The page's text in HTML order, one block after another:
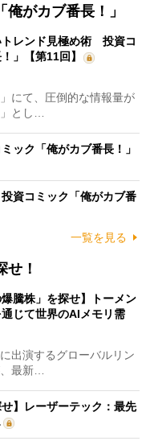
がカブ番長！」
トレンド見極め術 投資コ
」【第11回】
にて、圧倒的な情報量が
」とし…
ック「俺がカブ番長！」
資コミック「俺がカブ番
一覧を見る
せ！
爆騰株」を探せ】トーメン
じて世界のAIメモリ需
出演するグローバルリン
、最新…
】レーザーテック：最先